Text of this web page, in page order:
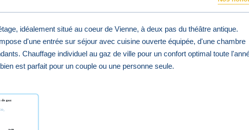
idéalement situé au coeur de Vienne, à deux pas du théâtre antique.
d'une entrée sur séjour avec cuisine ouverte équipée, d'une chambre
Chauffage individuel au gaz de ville pour un confort optimal toute
est parfait pour un couple ou une personne seule.